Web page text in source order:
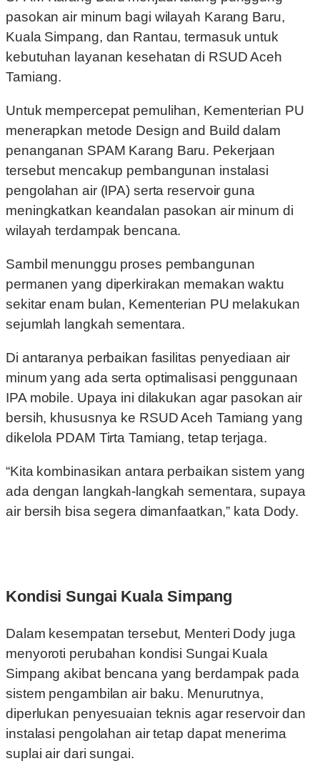
pasokan air minum bagi wilayah Karang Baru,
Kuala Simpang, dan Rantau, termasuk untuk
kebutuhan layanan kesehatan di RSUD Aceh
Tamiang.
Untuk mempercepat pemulihan, Kementerian PU
menerapkan metode Design and Build dalam
penanganan SPAM Karang Baru. Pekerjaan
tersebut mencakup pembangunan instalasi
pengolahan air (IPA) serta reservoir guna
meningkatkan keandalan pasokan air minum di
wilayah terdampak bencana.
Sambil menunggu proses pembangunan
permanen yang diperkirakan memakan waktu
sekitar enam bulan, Kementerian PU melakukan
sejumlah langkah sementara.
Di antaranya perbaikan fasilitas penyediaan air
minum yang ada serta optimalisasi penggunaan
IPA mobile. Upaya ini dilakukan agar pasokan air
bersih, khususnya ke RSUD Aceh Tamiang yang
dikelola PDAM Tirta Tamiang, tetap terjaga.
“Kita kombinasikan antara perbaikan sistem yang
ada dengan langkah-langkah sementara, supaya
air bersih bisa segera dimanfaatkan,” kata Dody.
Kondisi Sungai Kuala Simpang
Dalam kesempatan tersebut, Menteri Dody juga
menyoroti perubahan kondisi Sungai Kuala
Simpang akibat bencana yang berdampak pada
sistem pengambilan air baku. Menurutnya,
diperlukan penyesuaian teknis agar reservoir dan
instalasi pengolahan air tetap dapat menerima
suplai air dari sungai.